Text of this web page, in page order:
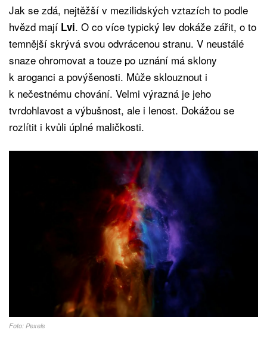
Jak se zdá, nejtěžší v mezilidských vztazích to podle
hvězd mají Lvi. O co více typický lev dokáže zářit, o to
temnější skrývá svou odvrácenou stranu. V neustálé
snaze ohromovat a touze po uznání má sklony
k aroganci a povýšenosti. Může sklouznout i
k nečestnému chování. Velmi výrazná je jeho
tvrdohlavost a výbušnost, ale i lenost. Dokážou se
rozlítit i kvůli úplné maličkosti.
Foto: Pexels